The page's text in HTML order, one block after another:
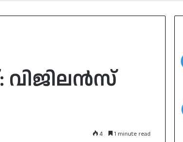
വിജിലൻസ്
4 1 minute read